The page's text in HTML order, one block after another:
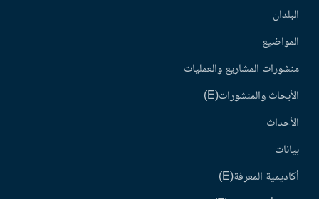
البلدان
المواضيع
منشورات المشاريع والعمليات
الأبحاث والمنشورات(E)
الأحداث
بيانات
أكاديمية المعرفة(E)